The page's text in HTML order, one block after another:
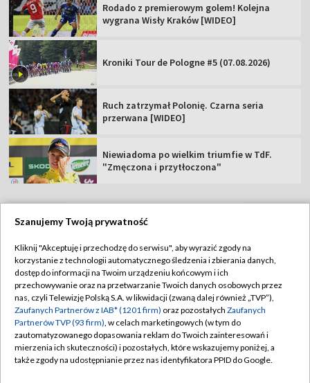
Rodado z premierowym golem! Kolejna
wygrana Wisły Kraków [WIDEO]
Kroniki Tour de Pologne #5 (07.08.2026)
Ruch zatrzymał Polonię. Czarna seria
przerwana [WIDEO]
Niewiadoma po wielkim triumfie w TdF.
"Zmęczona i przytłoczona"
Abonament TVP
Sklep TVP
Biuro Reklamy
Oferta Handlowa
Telegazeta ogłoszenia
Regulamin TVP
Polityka prywatności
Moje zgody
Biuro reklamy
Kontakt
Szanujemy Twoją prywatność
Kliknij "Akceptuję i przechodzę do serwisu", aby wyrazić zgody na
korzystanie z technologii automatycznego śledzenia i zbierania danych,
dostęp do informacji na Twoim urządzeniu końcowym i ich
przechowywanie oraz na przetwarzanie Twoich danych osobowych przez
nas, czyli Telewizję Polską S.A. w likwidacji (zwaną dalej również „TVP”),
Zaufanych Partnerów z IAB* (1201 firm) oraz pozostałych Zaufanych
Partnerów TVP (93 firm), w celach marketingowych (w tym do
zautomatyzowanego dopasowania reklam do Twoich zainteresowań i
mierzenia ich skuteczności) i pozostałych, które wskazujemy poniżej, a
także zgody na udostępnianie przez nas identyfikatora PPID do Google.